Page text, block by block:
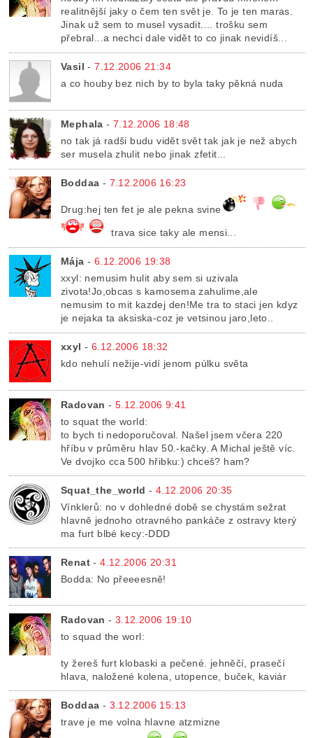
realitnější jaky o čem ten svět je. To je ten maras.
Jinak už sem to musel vysadit.... trošku sem
přebral...a nechci dale vidět to co jinak nevidíš...
Vasil -7.12.2006 21:34
a co houby bez nich by to byla taky pěkná nuda
Mephala - 7.12.2006 18:48
no tak já radši budu vidět svět tak jak je než abych
ser musela zhulit nebo jinak zfetit...
Boddaa - 7.12.2006 16:23
Drug:hej ten fet je ale pekna svine
trava sice taky ale mensi...
Mája - 6.12.2006 19:38
xxyl: nemusim hulit aby sem si uzivala
zivota!Jo,obcas s kamosema zahulime,ale
nemusim to mit kazdej den!Me tra to staci jen kdyz
je nejaka ta aksiska-coz je vetsinou jaro,leto..
xxyl - 6.12.2006 18:32
kdo nehulí nežije-vidí jenom púlku světa
Radovan - 5.12.2006 9:41
to squat the world:
to bych ti nedoporučoval. Našel jsem včera 220
hříbu v průměru hlav 50.-kačky. A Michal ještě víc.
Ve dvojko cca 500 hřibku:) chceš? ham?
Squat_the_world - 4.12.2006 20:35
Vínklerů: no v dohledné době se chystám sežrat
hlavně jednoho otravného pankáče z ostravy který
ma furt blbé kecy:-DDD
Renat -4.12.2006 20:31
Bodda: No přeeeesně!
Radovan - 3.12.2006 19:10
to squad the worl:
ty žereš furt klobaski a pečené. jehněčí, prasečí
hlava, naložené kolena, utopence, buček, kaviár
Boddaa - 3.12.2006 15:13
trave je me volna hlavne atzmizne